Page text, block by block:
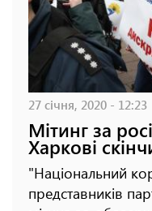
27 січня, 2020 - 12:23
Мітинг за
Харкові
"Національний
представників